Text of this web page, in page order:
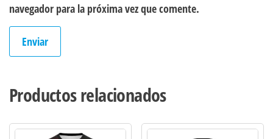
navegador para la próxima vez que comente.
Productos relacionados